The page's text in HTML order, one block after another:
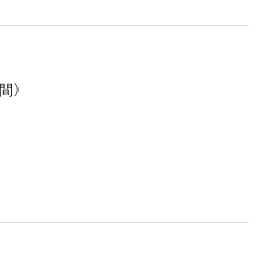
ちが仕上げたパンをお客様が手
）